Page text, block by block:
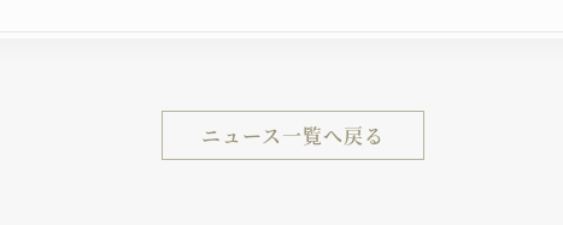
ニュース一覧へ戻る